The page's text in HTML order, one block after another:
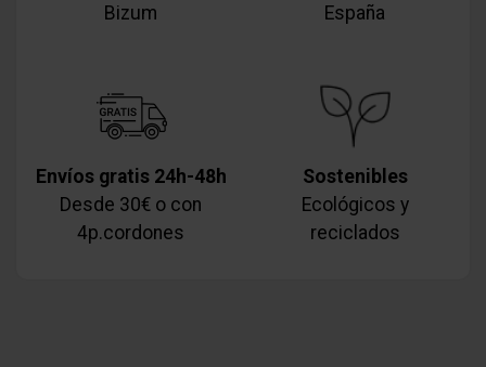
Bizum
España
Envíos gratis 24h-48h
Desde 30€ o con
4p.cordones
Sostenibles
Ecológicos y
reciclados